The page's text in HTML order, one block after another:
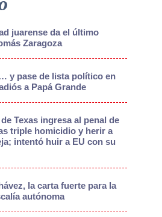
juarense da el último
Zaragoza
y pase de lista político en
a Papá Grande
Texas ingresa al penal de
triple homicidio y herir a
intentó huir a EU con su
la carta fuerte para la
autónoma